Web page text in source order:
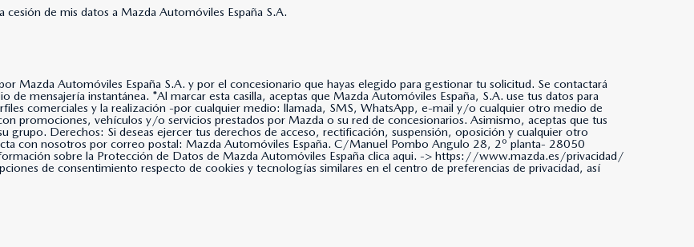
de mis datos a Mazda Automóviles España S.A.
Mazda Automóviles España S.A. y por el concesionario que hayas elegido para gestionar tu solicitud. Se contactará
Mazda Automóviles España, S.A. use tus datos para
comerciales y la realización -por cualquier medio: llamada, SMS, WhatsApp, e-mail y/o cualquier otro medio de
promociones, vehículos y/o servicios prestados por Mazda o su red de concesionarios. Asimismo, aceptas que tus
grupo. Derechos: Si deseas ejercer tus derechos de acceso, rectificación, suspensión, oposición y cualquier otro
con nosotros por correo postal: Mazda Automóviles España. C/Manuel Pombo Angulo 28, 2º planta- 28050
sobre la Protección de Datos de Mazda Automóviles España clica aqui. -> https://www.mazda.es/privacidad/
de consentimiento respecto de cookies y tecnologías similares en el centro de preferencias de privacidad, así